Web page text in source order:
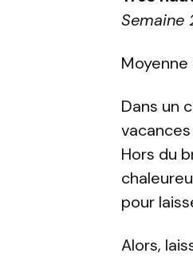
Semaine
Moyenne
Dans un
Hors du
pour
Alors,